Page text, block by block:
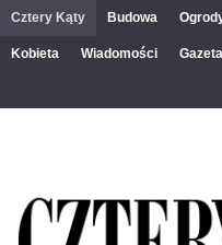
Cztery Kąty Budowa
Kobieta Wiadomości